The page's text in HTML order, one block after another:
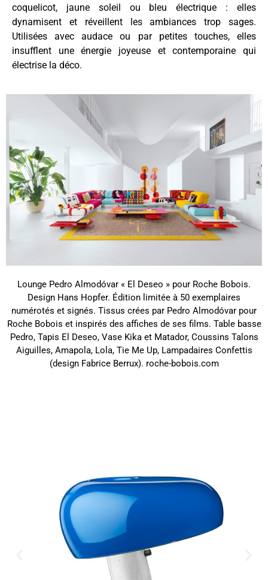
coquelicot, jaune soleil ou bleu électrique : elles
dynamisent et réveillent les ambiances trop sages.
Utilisées avec audace ou par petites touches, elles
insufflent une énergie joyeuse et contemporaine qui
électrise la déco.
Lounge Pedro Almodóvar « El Deseo » pour Roche Bobois.
Design Hans Hopfer. Édition limitée à 50 exemplaires
numérotés et signés. Tissus crées par Pedro Almodóvar pour
Roche Bobois et inspirés des affiches de ses films. Table basse
Pedro, Tapis El Deseo, Vase Kika et Matador, Coussins Talons
Aiguilles, Amapola, Lola, Tie Me Up, Lampadaires Confettis
(design Fabrice Berrux). roche-bobois.com